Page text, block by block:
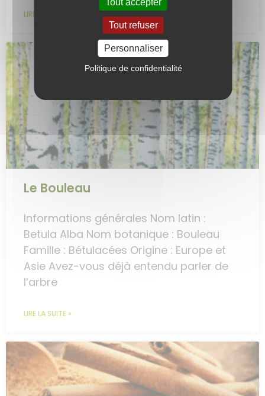
LIRE LA SUITE »
Le Bouleau
Informations générales Nom latin :
Betula Alba Nom botanique : Bouleau
Famille : Bétulacées Origine : Europe et
Asie Avez-vous déjà entendu parler de
l’arbre
LIRE LA SUITE »
Tout accepter
Tout refuser
Personnaliser
Politique de confidentialité